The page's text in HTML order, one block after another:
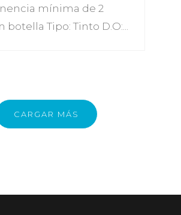
mínima de 2
botella Tipo: Tinto D.O:...
CARGAR MÁS